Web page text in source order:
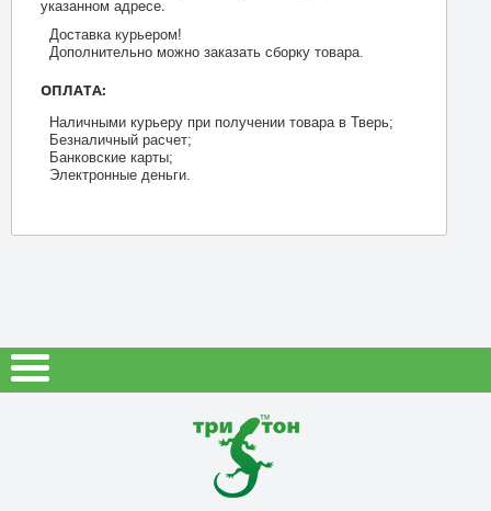
указанном адресе.
Доставка курьером!
Дополнительно можно заказать сборку товара.
ОПЛАТА:
Наличными курьеру при получении товара в Тверь;
Безналичный расчет;
Банковские карты;
Электронные деньги.